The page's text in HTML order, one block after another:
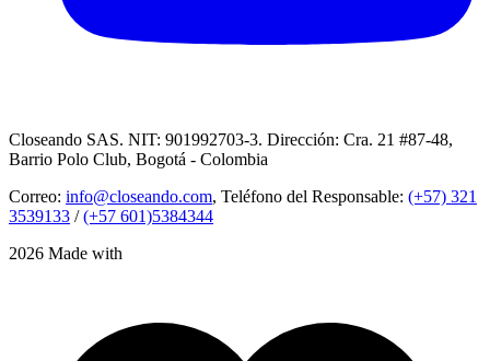
Closeando SAS. NIT: 901992703-3. Dirección: Cra. 21 #87-48,
Barrio Polo Club, Bogotá - Colombia
Correo: info@closeando.com, Teléfono del Responsable: (+57) 321
3539133 /(+57 601)5384344
2026 Made with